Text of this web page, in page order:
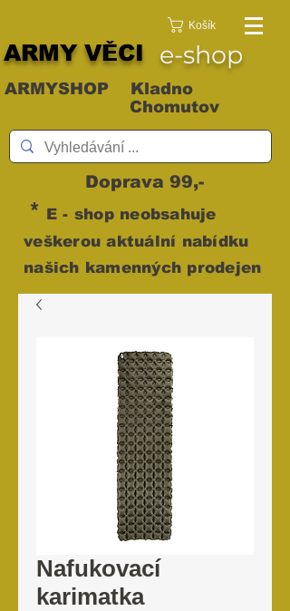
Košík
e-shop
ARMY VĚCI
ARMYSHOP Kladno
Chomutov
Doprava 99,-
* E - shop neobsahuje
veškerou aktuální nabídku
našich kamenných prodejen
Nafukovací
karimatka